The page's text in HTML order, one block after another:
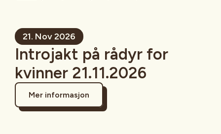
21. Nov 2026
Introjakt på rådyr for
kvinner 21.11.2026
Mer informasjon